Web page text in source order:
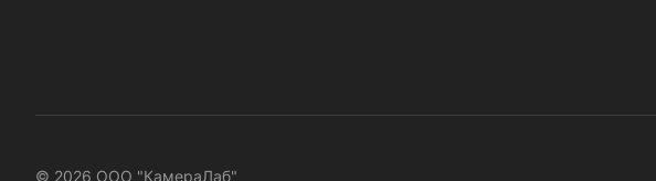
© 2026 ООО "КамераЛаб"